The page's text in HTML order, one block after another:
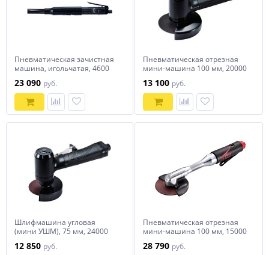
Пневматическая зачистная
машина, игольчатая, 4600
1268
23 090 руб.
Пневматическая отрезная
мини-машина 100 мм, 20000
254
13 100 руб.
Шлифмашина угловая
(мини УШМ), 75 мм, 24000
MIGHTY SEVEN QC-253
12 850 руб.
Пневматическая отрезная
мини-машина 100 мм, 15000
234TA
28 790 руб.